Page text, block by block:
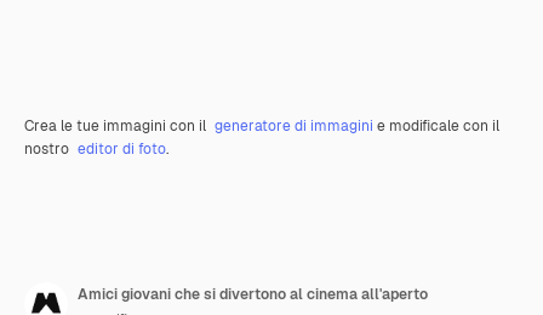
Crea le tue immagini con il generatore di immagini e modificale con il
nostro editor di foto.
Amici giovani che si divertono al cinema all'aperto